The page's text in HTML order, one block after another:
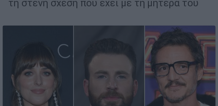
τη στενή σχέση που έχει με τη μητέρα του